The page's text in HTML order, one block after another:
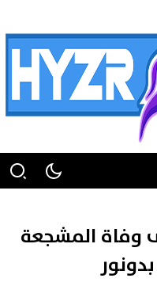
وفاة المشجعة